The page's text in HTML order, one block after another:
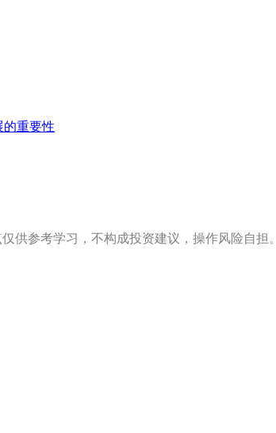
的重要性
供参考学习，不构成投资建议，操作风险自担。